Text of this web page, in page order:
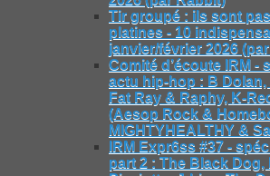
Tir groupé : ils sont
platines - 10
janvier/février 2026
Comité d’écoute IRM -
actu hip-hop : B
Fat Ray & Raphy, K-
(Aesop Rock &
MIGHTYHEALTHY &
IRM Expr6ss #37 -
part 2 : The Black Dog,